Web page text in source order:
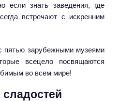
если знать заведения, где
встречают с искренним
пятью зарубежными музеями
всецело посвящаются
во всем мире!